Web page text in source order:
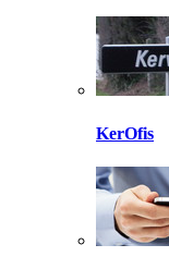
KerOfis